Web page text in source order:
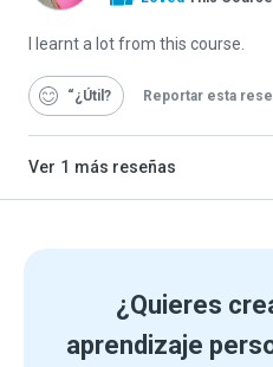
Alison
I learnt a lot from this course.
“¿Útil Reportar esta
Ver 1 más reseñas
¿Quieres
aprendizaje